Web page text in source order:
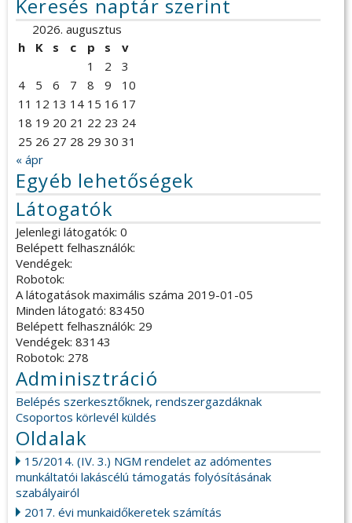
Keresés naptár szerint
2026. augusztus
h
K s c p s
v
1
2
3
4
5 6 7 8 9
10
11 12 13 14 15 16 17
18 19 20 21 22 23 24
25 26 27 28 29 30 31
« ápr
Egyéb lehetőségek
Látogatók
Jelenlegi látogatók: 0
Belépett felhasználók:
Vendégek:
Robotok:
A látogatások maximális száma 2019-01-05
Minden látogató: 83450
Belépett felhasználók: 29
Vendégek: 83143
Robotok: 278
Adminisztráció
Belépés szerkesztőknek, rendszergazdáknak
Csoportos körlevél küldés
Oldalak
15/2014. (IV. 3.) NGM rendelet az adómentes
munkáltatói lakáscélú támogatás folyósításának
szabályairól
2017. évi munkaidőkeretek számítás